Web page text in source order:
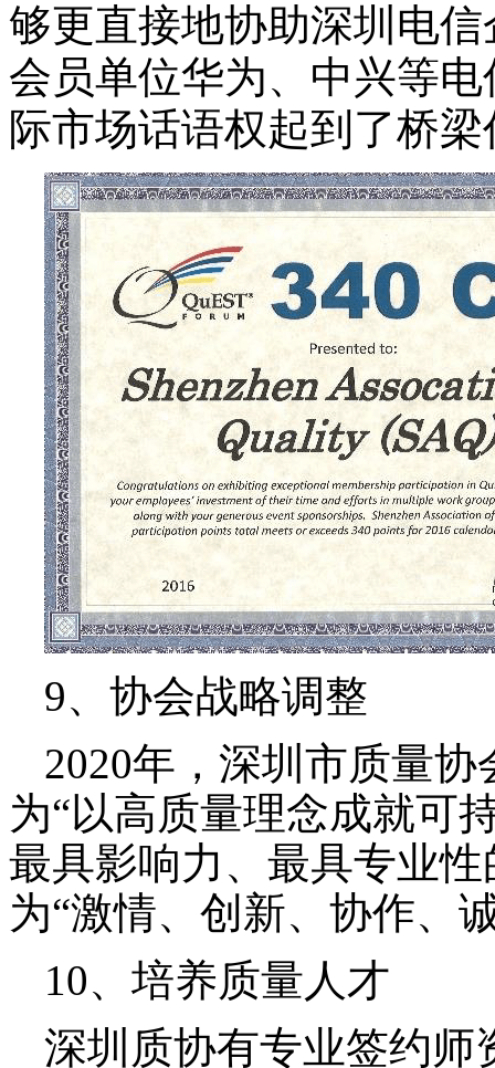
够更直接地协助深圳电
会员单位华为、中兴等
际市场话语权起到了桥
9、协会战略调整
2020年，深圳市质量
为“以高质量理念成就可
最具影响力、最具专业
为“激情、创新、协作、
10、培养质量人才
深圳质协有专业签约师